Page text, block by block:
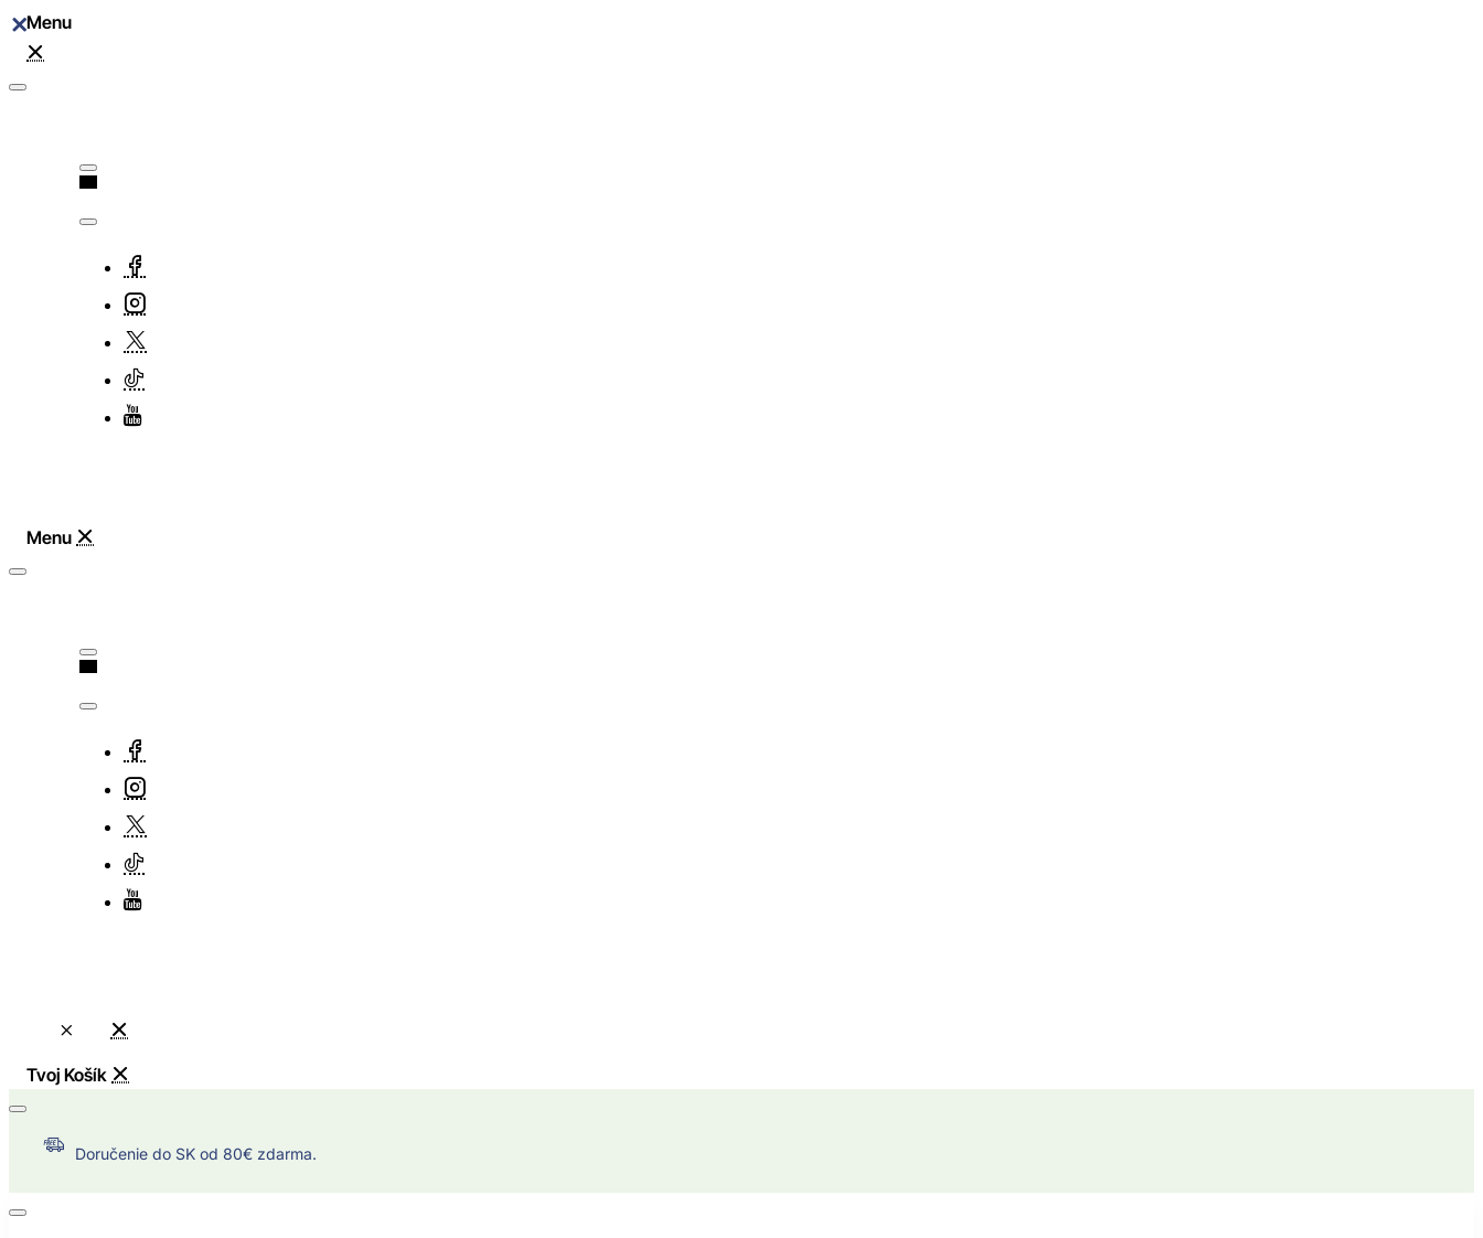
Doručenie do SK od 80€ zdarma.